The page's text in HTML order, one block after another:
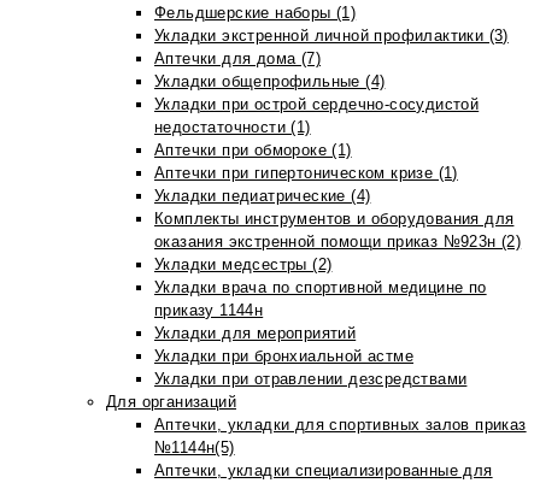
Фельдшерские наборы (1)
Укладки экстренной личной профилактики (3)
Аптечки для дома (7)
Укладки общепрофильные (4)
Укладки при острой сердечно-сосудистой
недостаточности (1)
Аптечки при обмороке (1)
Аптечки при гипертоническом кризе (1)
Укладки педиатрические (4)
Комплекты инструментов и оборудования для
оказания экстренной помощи приказ №923н (2)
Укладки медсестры (2)
Укладки врача по спортивной медицине по
приказу 1144н
Укладки для мероприятий
Укладки при бронхиальной астме
Укладки при отравлении дезсредствами
Для организаций
Аптечки, укладки для спортивных залов приказ
№1144н(5)
Аптечки, укладки специализированные для